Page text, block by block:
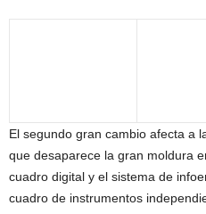
El segundo gran cambio afecta a
que desaparece la gran moldura
cuadro digital y el sistema de
cuadro de instrumentos